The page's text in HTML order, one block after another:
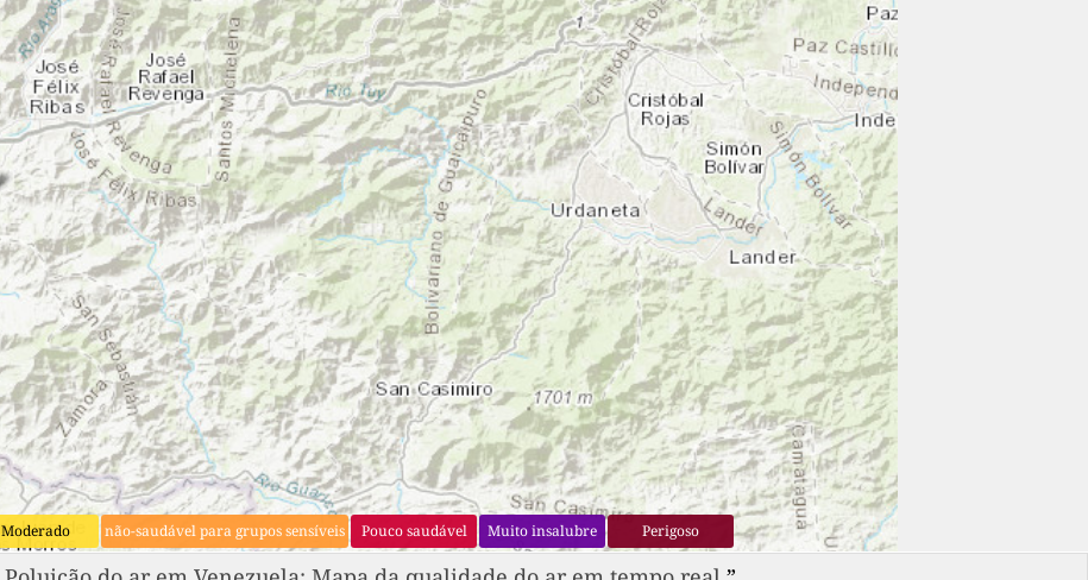
Moderado não-saudável para grupos sensíveis Pouco saudável Muito insalubre Perigoso